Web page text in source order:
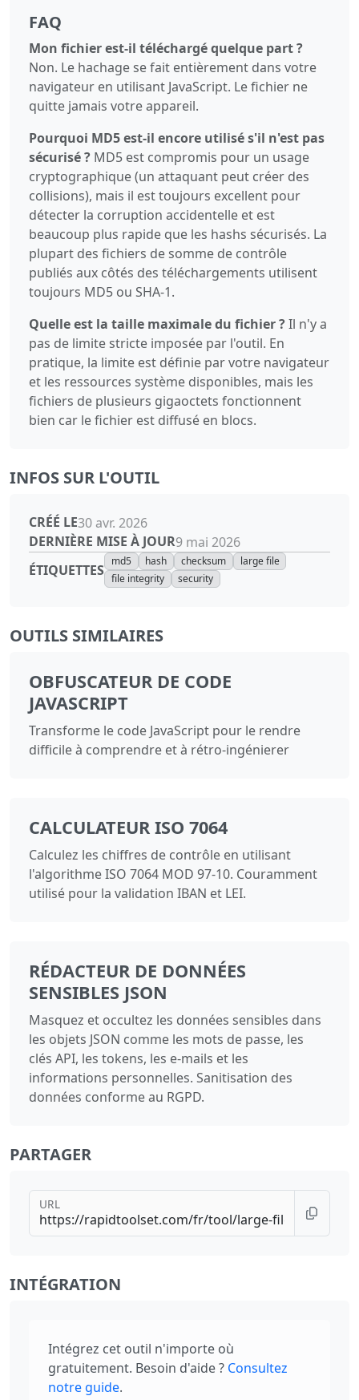
FAQ
Mon fichier est-il téléchargé quelque part ?
Non. Le hachage se fait entièrement dans votre
navigateur en utilisant JavaScript. Le fichier ne
quitte jamais votre appareil.
Pourquoi MD5 est-il encore utilisé s'il n'est pas
sécurisé ? MD5 est compromis pour un usage
cryptographique (un attaquant peut créer des
collisions), mais il est toujours excellent pour
détecter la corruption accidentelle et est
beaucoup plus rapide que les hashs sécurisés. La
plupart des fichiers de somme de contrôle
publiés aux côtés des téléchargements utilisent
toujours MD5 ou SHA-1.
Quelle est la taille maximale du fichier ?Il n'y a
pas de limite stricte imposée par l'outil. En
pratique, la limite est définie par votre navigateur
et les ressources système disponibles, mais les
fichiers de plusieurs gigaoctets fonctionnent
bien car le fichier est diffusé en blocs.
INFOS SUR L'OUTIL
CRÉÉ LE30 avr. 2026
DERNIÈRE MISE À JOUR9 mai 2026
ÉTIQUETTES
md5 hash checksum
large file
file integrity
security
OUTILS SIMILAIRES
OBFUSCATEUR DE CODE
JAVASCRIPT
Transforme le code JavaScript pour le rendre
difficile à comprendre et à rétro-ingénierer
CALCULATEUR ISO 7064
Calculez les chiffres de contrôle en utilisant
l'algorithme ISO 7064 MOD 97-10. Couramment
utilisé pour la validation IBAN et LEI.
RÉDACTEUR DE DONNÉES
SENSIBLES JSON
Masquez et occultez les données sensibles dans
les objets JSON comme les mots de passe, les
clés API, les tokens, les e-mails et les
informations personnelles. Sanitisation des
données conforme au RGPD.
PARTAGER
URL
INTÉGRATION
Intégrez cet outil n'importe où
gratuitement. Besoin d'aide ? Consultez
notre guide.